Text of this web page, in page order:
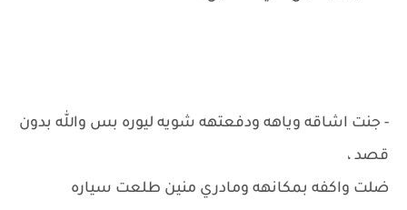
- جنت اشاقه وياهه ودفعتهه شويه ليوره بس والله بدون
قصد ،
ضلت واكفه بمكانهه ومادري منين طلعت سياره